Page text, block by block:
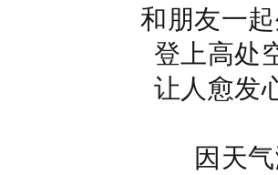
和朋友一
登上高处
让人愈发
因天